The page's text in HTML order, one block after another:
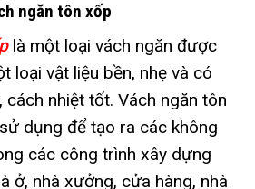
ngăn tôn xốp
là một loại vách ngăn được
loại vật liệu bền, nhẹ và có
cách nhiệt tốt. Vách ngăn tôn
dụng để tạo ra các không
các công trình xây dựng
ở, nhà xưởng, cửa hàng, nhà